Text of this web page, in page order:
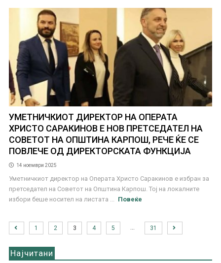
УМЕТНИЧКИОТ ДИРЕКТОР НА ОПЕРАТА
ХРИСТО САРАКИНОВ Е НОВ ПРЕТСЕДАТЕЛ НА
СОВЕТОТ НА ОПШТИНА КАРПОШ, РЕЧЕ ЌЕ СЕ
ПОВЛЕЧЕ ОД ДИРЕКТОРСКАТА ФУНКЦИЈА
14 ноември 2025
Уметничкиот директор на Операта Христо Саракинов е избран за
претседател на Советот на Општина Карпош. Тој на локалните
избори беше носител на листата ...
Повеќе
1 2 3 4 5 31
Најчитани